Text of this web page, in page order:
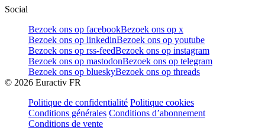
Social
Bezoek ons op facebookBezoek ons op x
Bezoek ons op linkedinBezoek ons op youtube
Bezoek ons op rss-feedBezoek ons op instagram
Bezoek ons op mastodonBezoek ons op telegram
Bezoek ons op blueskyBezoek ons op threads
© 2026 Euractiv FR
Politique de confidentialité Politique cookies
Conditions générales Conditions d’abonnement
Conditions de vente